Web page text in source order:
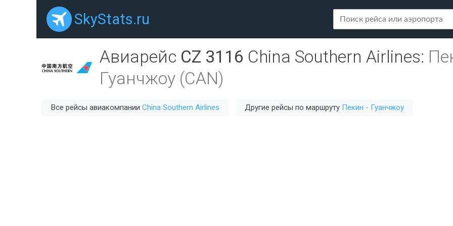
SkyStats.ru
Авиарейс CZ 3116 China Southern Airlines:
Гуанчжоу (CAN)
Все рейсы авиакомпании China Southern Airlines Другие рейсы по маршруту Пекин - Гуанчжоу